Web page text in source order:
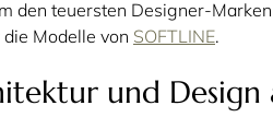
den teuersten Designer-
die Modelle von SOFTLINE.
und Design